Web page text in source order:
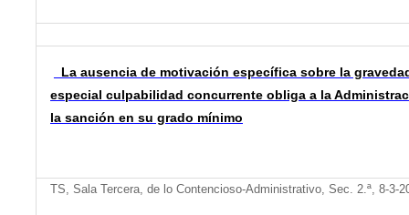
La ausencia de motivación específica sobre la
especial culpabilidad concurrente obliga a la
la sanción en su grado mínimo
TS, Sala Tercera, de lo Contencioso-Administrativo, Sec. 2.ª, 8-3-